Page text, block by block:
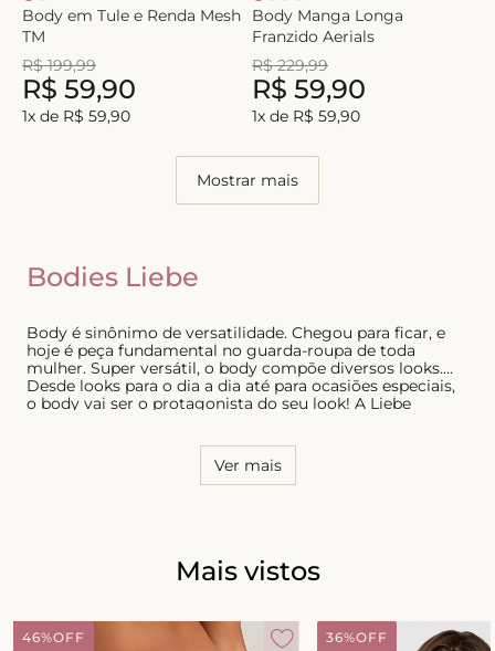
Body em Tule e Renda Mesh
TM
R$ 199,99
R$ 59,90
1x de R$ 59,90
Body Manga Longa
Franzido Aerials
R$ 229,99
R$ 59,90
1x de R$ 59,90
Mostrar mais
Bodies Liebe
Body é sinônimo de versatilidade. Chegou para ficar, e
hoje é peça fundamental no guarda-roupa de toda
mulher. Super versátil, o body compõe diversos looks.
Desde looks para o dia a dia até para ocasiões especiais,
o body vai ser o protagonista do seu look! A Liebe
bojo, com aro, com manga, sem manga, com renda ou
textura, nossos bodies vestem todas as mulheres.
Ver mais
Mais vistos
46%OFF 36%OFF